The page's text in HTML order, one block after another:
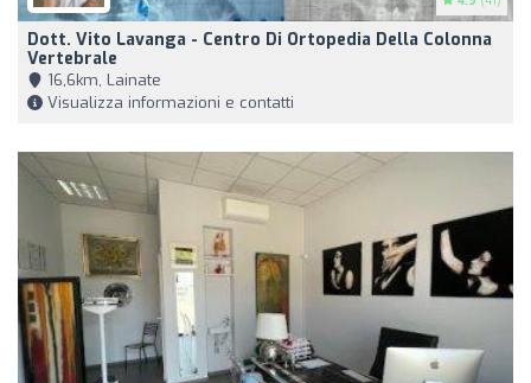
Dott. Vito Lavanga - Centro Di Ortopedia Della Colonna
Vertebrale
16,6km, Lainate
Visualizza informazioni e contatti